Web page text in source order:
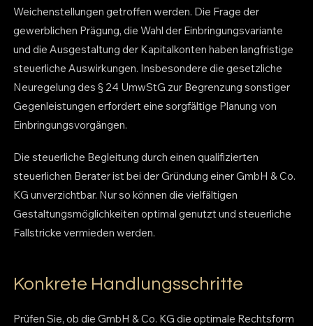
Weichenstellungen getroffen werden. Die Frage der
gewerblichen Prägung, die Wahl der Einbringungsvariante
und die Ausgestaltung der Kapitalkonten haben langfristige
steuerliche Auswirkungen. Insbesondere die gesetzliche
Neuregelung des § 24 UmwStG zur Begrenzung sonstiger
Gegenleistungen erfordert eine sorgfältige Planung von
Einbringungsvorgängen.
Die steuerliche Begleitung durch einen qualifizierten
steuerlichen Berater ist bei der Gründung einer GmbH & Co.
KG unverzichtbar. Nur so können die vielfältigen
Gestaltungsmöglichkeiten optimal genutzt und steuerliche
Fallstricke vermieden werden.
Konkrete Handlungsschritte
Prüfen Sie, ob die GmbH & Co. KG die optimale Rechtsform